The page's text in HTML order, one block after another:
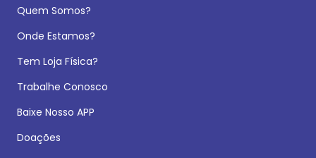
Quem Somos?
Onde Estamos?
Tem Loja Física?
Trabalhe Conosco
Baixe Nosso APP
Doações